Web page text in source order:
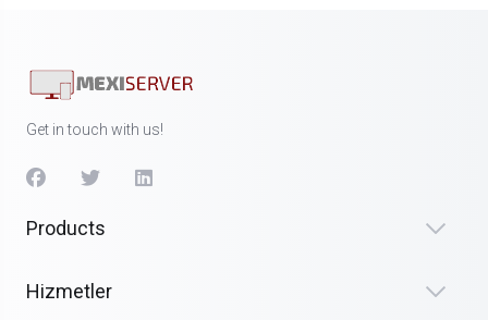
Get in touch with us!
Products
Hizmetler